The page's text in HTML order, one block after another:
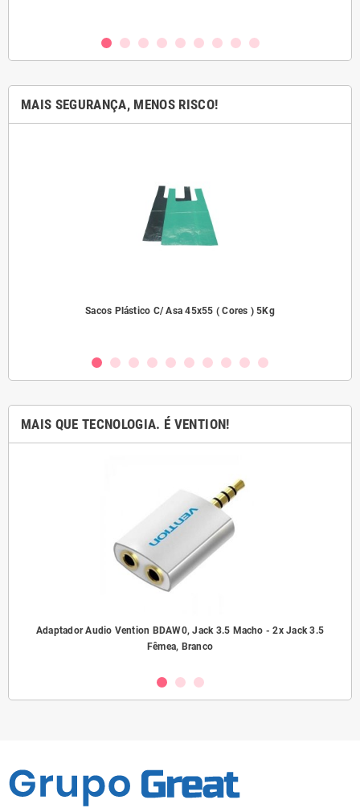
MAIS SEGURANÇA, MENOS RISCO!
Sacos Plástico C/ Asa 45x55 ( Cores ) 5Kg
MAIS QUE TECNOLOGIA. É VENTION!
Adaptador Audio Vention BDAW0, Jack 3.5 Macho - 2x Jack 3.5
Fêmea, Branco